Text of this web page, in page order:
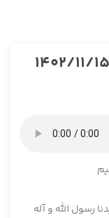
رسول الله و آله